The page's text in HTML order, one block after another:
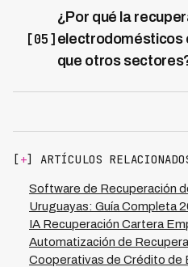
flujo de caja en cartera de
horas ofreciendo pago
sin costo o división de cuota,
recuperación. En mora
última oportunidad con
[05]
¿Por qué la
electrodomésticos
que otros
ventas en nov-dic generando
componente emocional del
competencia por billetera del
múltiples acreedores.
valor total del cliente, escale
estacionales y negocie con
dialectos LATAM.
[+] ARTÍCULOS
Software de Recuperación
Uruguayas: Guía Completa
IA Recuperación Cartera
Automatización de
Cooperativas de Crédito de